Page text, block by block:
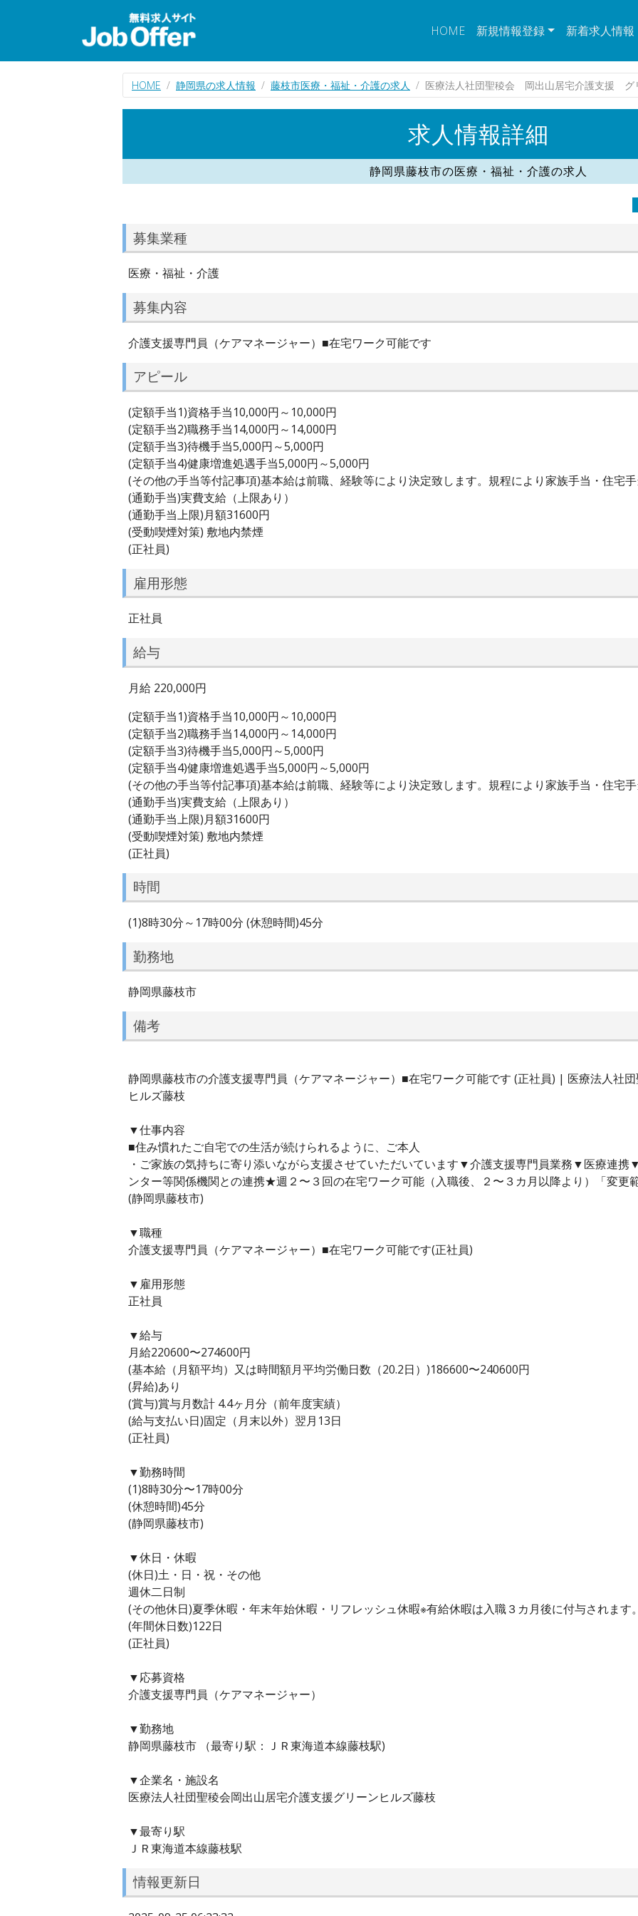
HOME 新規情報登録 新着求人情報
HOME 静岡県の求人情報 藤枝市医療・福祉・介護の求人 医療法人社団聖稜会 岡出山居宅介護支援 グ
求人情報詳細
静岡県藤枝市の医療・福祉・介護の求人
募集業種
医療・福祉・介護
募集内容
介護支援専門員（ケアマネージャー）■在宅ワーク可能です
アピール
(定額手当1)資格手当10,000円～10,000円
(定額手当2)職務手当14,000円～14,000円
(定額手当3)待機手当5,000円～5,000円
(定額手当4)健康増進処遇手当5,000円～5,000円
(その他の手当等付記事項)基本給は前職、経験等により決定致します。規程により家族手当・住宅手
(通勤手当)実費支給（上限あり）
(通勤手当上限)月額31600円
(受動喫煙対策) 敷地内禁煙
(正社員)
雇用形態
正社員
給与
月給 220,000円
(定額手当1)資格手当10,000円～10,000円
(定額手当2)職務手当14,000円～14,000円
(定額手当3)待機手当5,000円～5,000円
(定額手当4)健康増進処遇手当5,000円～5,000円
(その他の手当等付記事項)基本給は前職、経験等により決定致します。規程により家族手当・住宅手
(通勤手当)実費支給（上限あり）
(通勤手当上限)月額31600円
(受動喫煙対策) 敷地内禁煙
(正社員)
時間
(1)8時30分～17時00分 (休憩時間)45分
勤務地
静岡県藤枝市
備考
静岡県藤枝市の介護支援専門員（ケアマネージャー）■在宅ワーク可能です (正社員) | 医療法人社
ヒルズ藤枝
▼仕事内容
■住み慣れたご自宅での生活が続けられるように、ご本人
・ご家族の気持ちに寄り添いながら支援させていただいています▼介護支援専門員業務▼医療連
ンター等関係機関との連携★週２〜３回の在宅ワーク可能（入職後、２〜３カ月以降より）「変更
(静岡県藤枝市)
▼職種
介護支援専門員（ケアマネージャー）■在宅ワーク可能です(正社員)
▼雇用形態
正社員
▼給与
月給220600〜274600円
(基本給（月額平均）又は時間額月平均労働日数（20.2日）)186600〜240600円
(昇給)あり
(賞与)賞与月数計 4.4ヶ月分（前年度実績）
(給与支払い日)固定（月末以外）翌月13日
(正社員)
▼勤務時間
(1)8時30分〜17時00分
(休憩時間)45分
(静岡県藤枝市)
▼休日・休暇
(休日)土・日・祝・その他
週休二日制
(その他休日)夏季休暇・年末年始休暇・リフレッシュ休暇※有給休暇は入職３カ月後に付与されます。
(年間休日数)122日
(正社員)
▼応募資格
介護支援専門員（ケアマネージャー）
▼勤務地
静岡県藤枝市 （最寄り駅：ＪＲ東海道本線藤枝駅)
▼企業名・施設名
医療法人社団聖稜会岡出山居宅介護支援グリーンヒルズ藤枝
▼最寄り駅
ＪＲ東海道本線藤枝駅
情報更新日